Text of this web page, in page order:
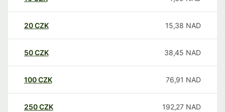
20CZK 15,38 NAD
50CZK 38,45 NAD
100CZK 76,91 NAD
250CZK 192,27 NAD